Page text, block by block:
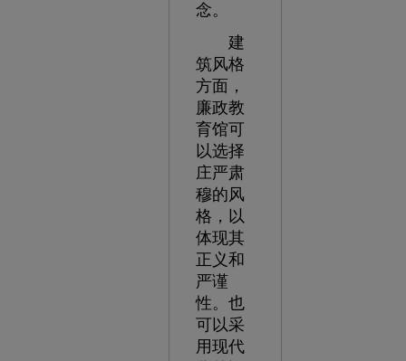
念。
建
筑风格
方面，
廉政教
育馆可
以选择
庄严肃
穆的风
格，以
体现其
正义和
严谨
性。也
可以采
用现代